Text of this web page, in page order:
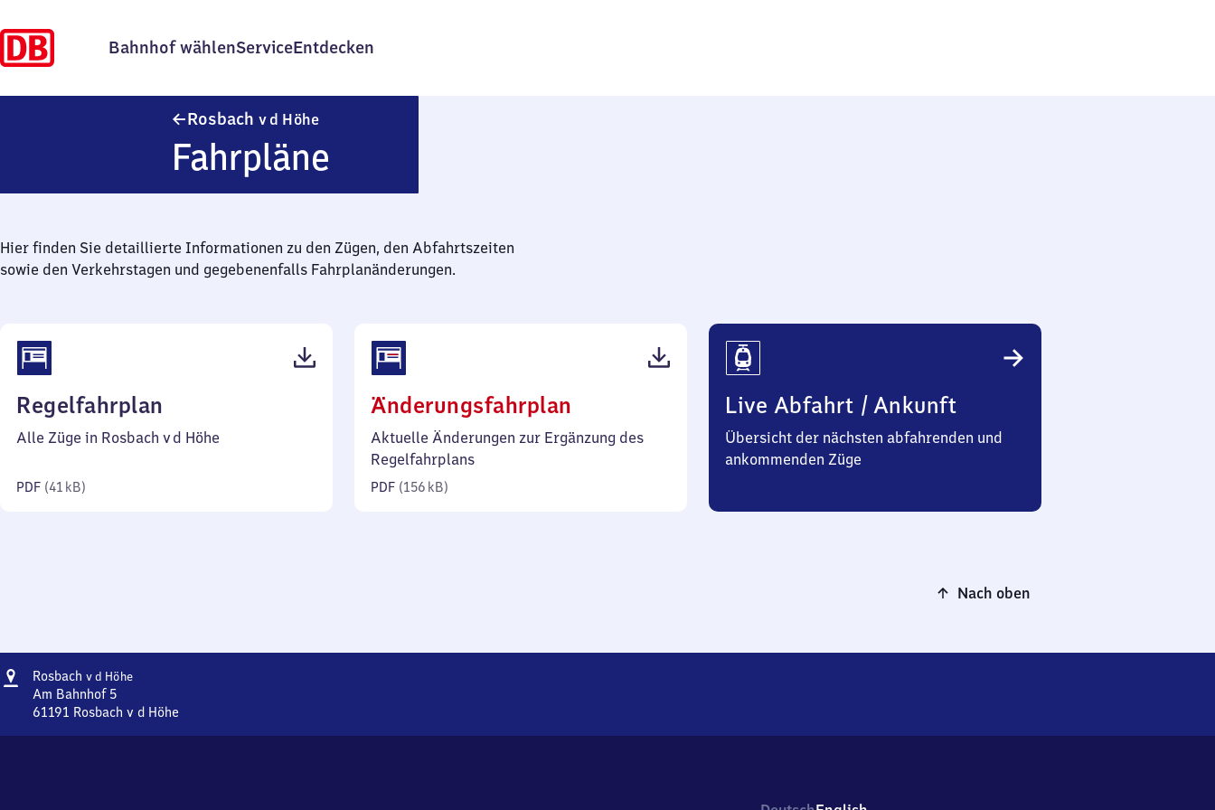
Bahnhof wählenServiceEntdecken
Rosbach v d Höhe
Fahrpläne
Hier finden Sie detaillierte Informationen zu den Zügen, den Abfahrtszeiten
sowie den Verkehrstagen und gegebenenfalls Fahrplanänderungen.
Regelfahrplan
41
Alle Züge in Rosbach v d Höhe
PDF (41 kB)
Änderungsfahrplan
156
Aktuelle Änderungen zur Ergänzung des
Regelfahrplans
PDF (156 kB)
Live Abfahrt / Ankunft
Übersicht der nächsten abfahrenden und
ankommenden Züge
Nach oben
Adresse
Rosbach v d HöheRosbach
Am Bahnhof 5
61191 Rosbach v d Höhe